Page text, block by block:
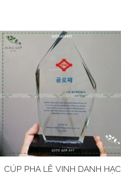
CÚP PHA LÊ VINH DANH HẠC